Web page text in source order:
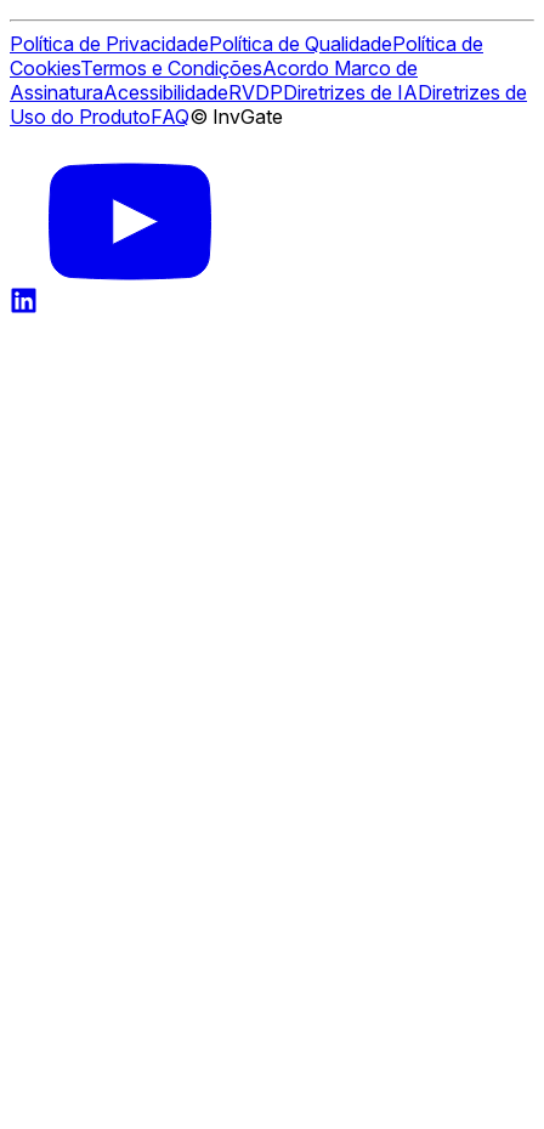
Política de PrivacidadePolítica de QualidadePolítica de
CookiesTermos e CondiçõesAcordo Marco de
AssinaturaAcessibilidadeRVDPDiretrizes de IADiretrizes de
Uso do ProdutoFAQ© InvGate